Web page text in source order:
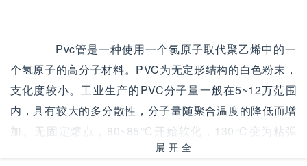
Pvc管是一种使用一个氯原子取代聚乙烯中的一
个氢原子的高分子材料。PVC为无定形结构的白色粉末，
支化度较小。工业生产的PVC分子量一般在5~12万范围
内，具有较大的多分散性，分子量随聚合温度的降低而增
加。无固定熔点，80~85℃开始软化，130℃变为粘弹
态，160~180℃开始转变为粘流态。其抗张强度60MPa
展开全